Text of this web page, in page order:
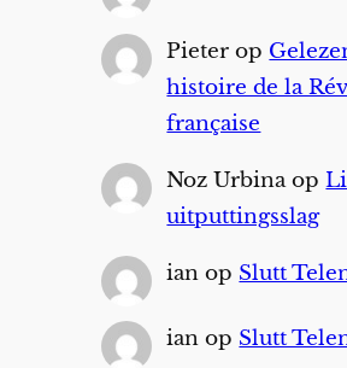
Pieter op
histoire de la
française
Noz Urbinaop
uitputtingsslag
ian op Slutt
ian op Slutt